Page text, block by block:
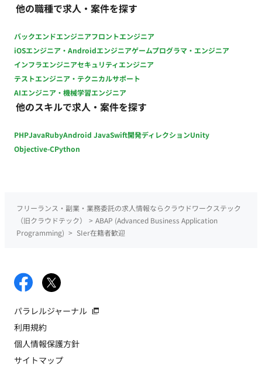
他の職種で求人・案件を探す
バックエンドエンジニアフロントエンジニア
iOSエンジニア・Androidエンジニアゲームプログラマ・エンジニア
インフラエンジニアセキュリティエンジニア
テストエンジニア・テクニカルサポート
AIエンジニア・機械学習エンジニア
他のスキルで求人・案件を探す
PHPJavaRubyAndroid JavaSwift開発ディレクションUnity
Objective-CPython
フリーランス・副業・業務委託の求人情報ならクラウドワークステック
（旧クラウドテック）
> ABAP (Advanced Business Application
Programming) > SIer在籍者歓迎
パラレルジャーナル
利用規約
個人情報保護方針
サイトマップ